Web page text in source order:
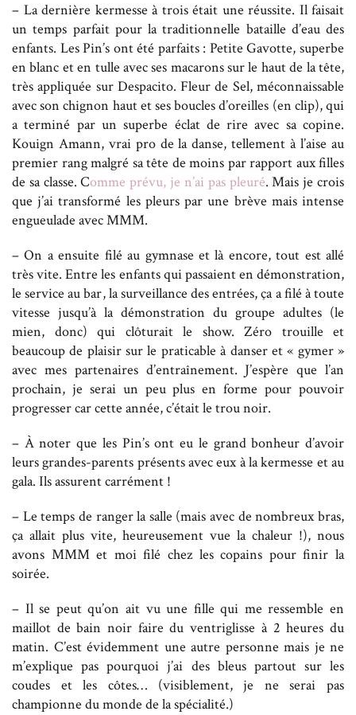
– La dernière kermesse à trois était une réussite. Il faisait
un temps parfait pour la traditionnelle bataille d’eau des
enfants. Les Pin’s ont été parfaits : Petite Gavotte, superbe
en blanc et en tulle avec ses macarons sur le haut de la tête,
très appliquée sur Despacito. Fleur de Sel, méconnaissable
avec son chignon haut et ses boucles d’oreilles (en clip), qui
a terminé par un superbe éclat de rire avec sa copine.
Kouign Amann, vrai pro de la danse, tellement à l’aise au
premier rang malgré sa tête de moins par rapport aux filles
de sa classe. Comme prévu, je n’ai pas pleuré. Mais je crois
que j’ai transformé les pleurs par une brève mais intense
engueulade avec MMM.
– On a ensuite filé au gymnase et là encore, tout est allé
très vite. Entre les enfants qui passaient en démonstration,
le service au bar, la surveillance des entrées, ça a filé à toute
vitesse jusqu’à la démonstration du groupe adultes (le
mien, donc) qui clôturait le show. Zéro trouille et
beaucoup de plaisir sur le praticable à danser et « gymer »
avec mes partenaires d’entraînement. J’espère que l’an
prochain, je serai un peu plus en forme pour pouvoir
progresser car cette année, c’était le trou noir.
– À noter que les Pin’s ont eu le grand bonheur d’avoir
leurs grandes-parents présents avec eux à la kermesse et au
gala. Ils assurent carrément !
– Le temps de ranger la salle (mais avec de nombreux bras,
ça allait plus vite, heureusement vue la chaleur !), nous
avons MMM et moi filé chez les copains pour finir la
soirée.
– Il se peut qu’on ait vu une fille qui me ressemble en
maillot de bain noir faire du ventriglisse à 2 heures du
matin. C’est évidemment une autre personne mais je ne
m’explique pas pourquoi j’ai des bleus partout sur les
coudes et les côtes… (visiblement, je ne serai pas
championne du monde de la spécialité.)